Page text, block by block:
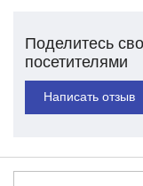
Поделитесь
посетителями
Написать отзыв